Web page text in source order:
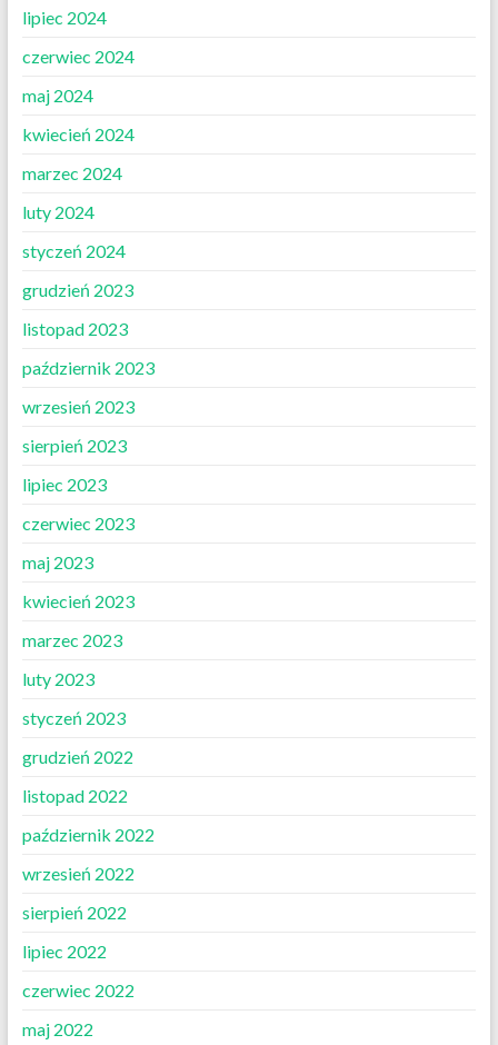
lipiec 2024
czerwiec 2024
maj 2024
kwiecień 2024
marzec 2024
luty 2024
styczeń 2024
grudzień 2023
listopad 2023
październik 2023
wrzesień 2023
sierpień 2023
lipiec 2023
czerwiec 2023
maj 2023
kwiecień 2023
marzec 2023
luty 2023
styczeń 2023
grudzień 2022
listopad 2022
październik 2022
wrzesień 2022
sierpień 2022
lipiec 2022
czerwiec 2022
maj 2022